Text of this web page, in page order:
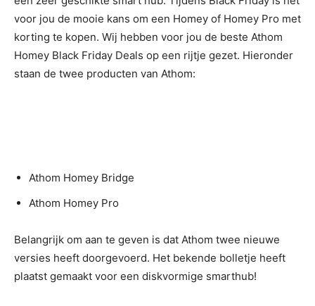
voor jou de mooie kans om een Homey of Homey Pro met
korting te kopen. Wij hebben voor jou de beste Athom
Homey Black Friday Deals op een rijtje gezet. Hieronder
staan de twee producten van Athom:
Athom Homey Bridge
Athom Homey Pro
Belangrijk om aan te geven is dat Athom twee nieuwe
versies heeft doorgevoerd. Het bekende bolletje heeft
plaatst gemaakt voor een diskvormige smarthub!